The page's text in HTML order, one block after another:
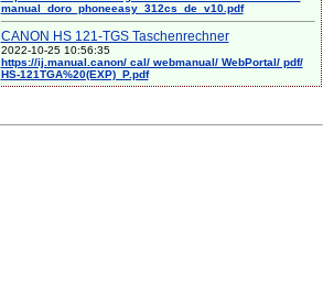
manual_doro_phoneeasy_312cs_de_v10.pdf
CANON HS 121-TGS Taschenrechner
2022-10-25 10:56:35
https://ij.manual.canon/ cal/ webmanual/ WebPortal/ pdf/
HS-121TGA%20(EXP)_P.pdf